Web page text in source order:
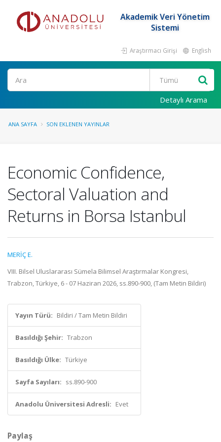
Akademik Veri Yönetim
Sistemi
Araştırmacı Girişi English
Ara
Detaylı Arama
ANA SAYFA SON EKLENEN YAYINLAR
Economic Confidence,
Sectoral Valuation and
Returns in Borsa Istanbul
MERİÇ E.
VIII. Bilsel Uluslararası Sümela Bilimsel Araştırmalar Kongresi,
Trabzon, Türkiye, 6 - 07 Haziran 2026, ss.890-900, (Tam Metin Bildiri)
Yayın Türü: Bildiri / Tam Metin Bildiri
Basıldığı Şehir: Trabzon
Basıldığı Ülke: Türkiye
Sayfa Sayıları: ss.890-900
Anadolu Üniversitesi Adresli: Evet
Paylaş